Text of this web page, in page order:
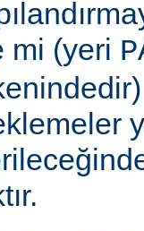
mi (yeri